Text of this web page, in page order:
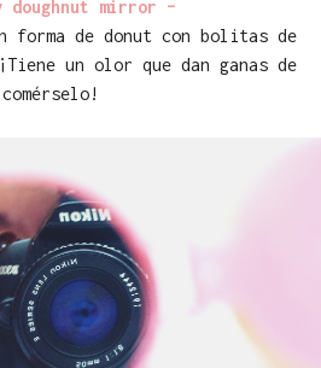
doughnut mirror –
forma de donut con bolitas de
un olor que dan ganas de
comérselo!